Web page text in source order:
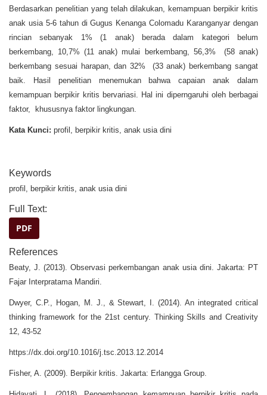
Berdasarkan penelitian yang telah dilakukan, kemampuan berpikir kritis
anak usia 5-6 tahun di Gugus Kenanga Colomadu Karanganyar dengan
rincian sebanyak 1% (1 anak) berada dalam kategori belum
berkembang, 10,7% (11 anak) mulai berkembang, 56,3% (58 anak)
berkembang sesuai harapan, dan 32% (33 anak) berkembang sangat
baik. Hasil penelitian menemukan bahwa capaian anak dalam
kemampuan berpikir kritis bervariasi. Hal ini diperngaruhi oleh berbagai
faktor, khususnya faktor lingkungan.
Kata Kunci: profil, berpikir kritis, anak usia dini
Keywords
profil, berpikir kritis, anak usia dini
Full Text:
PDF
References
Beaty, J. (2013). Observasi perkembangan anak usia dini. Jakarta: PT
Fajar Interpratama Mandiri.
Dwyer, C.P., Hogan, M. J., & Stewart, I. (2014). An integrated critical
thinking framework for the 21st century. Thinking Skills and Creativity
12, 43-52
https://dx.doi.org/10.1016/j.tsc.2013.12.2014
Fisher, A. (2009). Berpikir kritis. Jakarta: Erlangga Group.